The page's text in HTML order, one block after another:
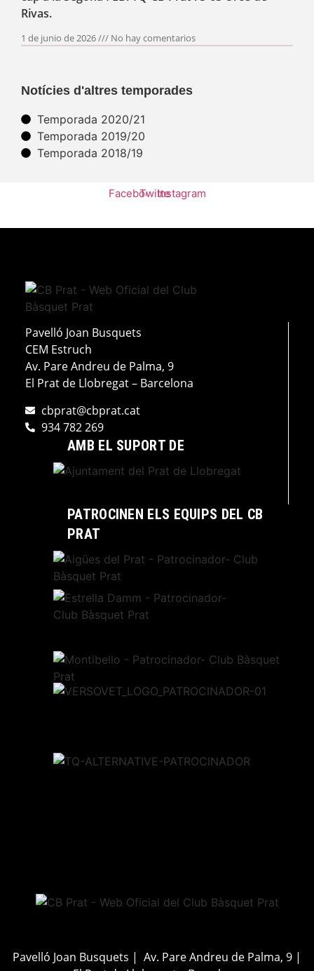
Rivas.
1 de junio de 2026 No hay comentarios
Notícies d'altres temporades
Temporada 2020/21
Temporada 2019/20
Temporada 2018/19
FacebookTwitterInstagram
Pavelló Joan Busquets
CEM Estruch
Av. Pare Andreu de Palma, 9
El Prat de Llobregat – Barcelona
cbprat@cbprat.cat
934 782 269
AMB EL SUPORT DE
PATROCINEN ELS EQUIPS DEL CB
PRAT
Pavelló Joan Busquets | Av. Pare Andreu de Palma, 9 |